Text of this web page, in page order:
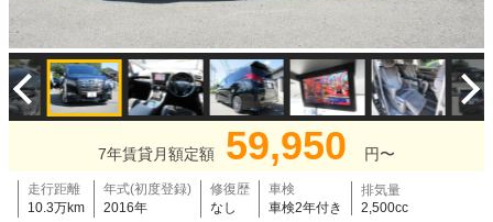
7年賃貸月額定額 59,950 円〜
走行距離
10.3万km
年式(初度登録)
2016年
修復歴
なし
車検
車検2年付き
排気量
2,500cc